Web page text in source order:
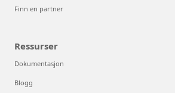
Finn en partner
Ressurser
Dokumentasjon
Blogg